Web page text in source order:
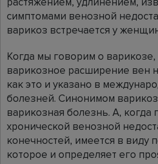
симптомами венозной
варикоз встречается у
Когда мы говорим о
варикозное расширение вен
как это и указано в
болезней. Синонимом
варикозная болезнь. А, когда
хронической венозной
конечностей, имеется в виду
которое и определяет его